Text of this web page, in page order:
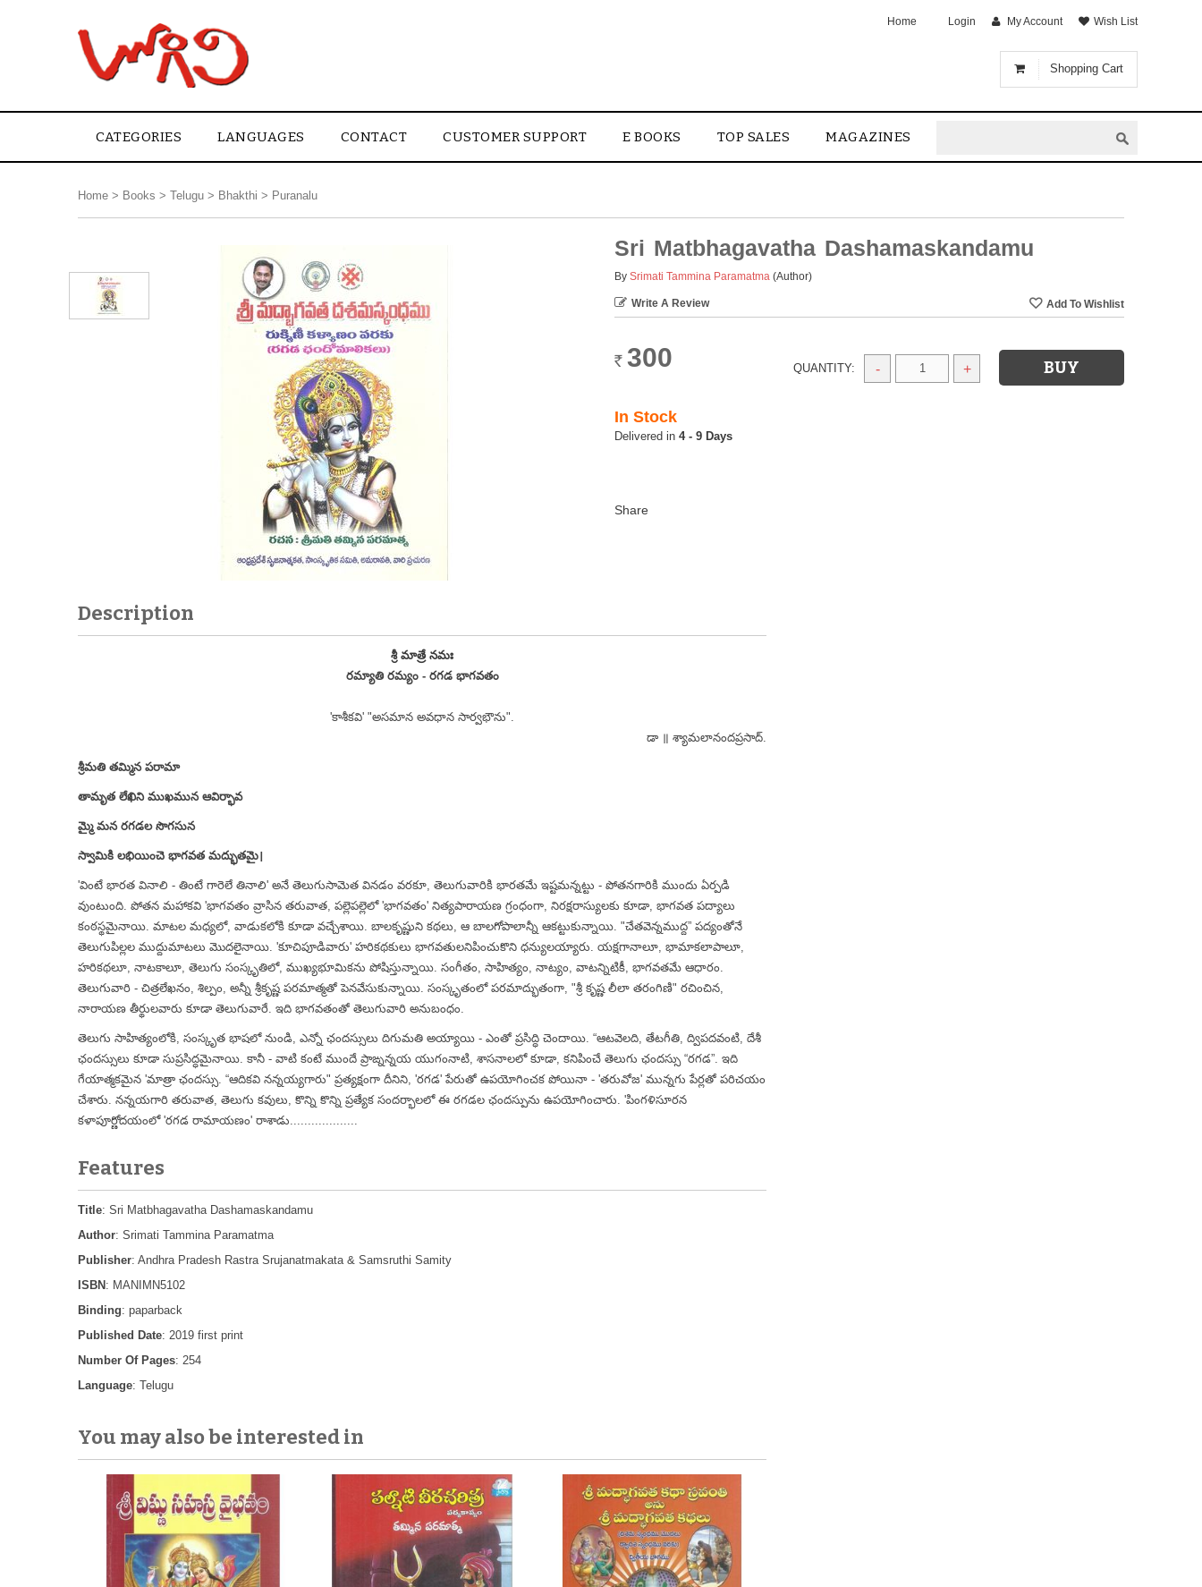
Shopping Cart
Home Login My Account Wish List
CATEGORIES LANGUAGES CONTACT CUSTOMER SUPPORT E BOOKS TOP SALES MAGAZINES
Home > Books > Telugu > Bhakthi > Puranalu
Sri Matbhagavatha Dashamaskandamu
By Srimati Tammina Paramatma (Author)
Write A Review
Rs. 300 QUANTITY: - +
In Stock
4 - 9 Days
Description
శ్రీ మాత్రే నమః
రమ్యాతి రమ్యం - రగడ భాగవతం
'కాశీకవి' "అసమాన అవధాన సార్వభౌను".
డా ॥ శ్యామలానందప్రసాద్.
శ్రీమతి తమ్మిన పరామా
తామృత లేఖిని ముఖమున ఆవిర్భావ
మ్మై మన రగడల సొగసున
స్వామికి లభియించె భాగవత మద్భుతమై।
'వింటే భారత వినాలి - తింటే గారెలే తినాలి' అనే తెలుగుసామెత వినడం వరకూ, తెలుగువారికి భారతమే ఇష్టమన్నట్టు - పోతనగారికి ముందు ఏర్పడి
వుంటుంది. పోతన మహాకవి 'భాగవతం వ్రాసిన తరువాత, పల్లెపల్లెలో 'భాగవతం' నిత్యపారాయణ గ్రంధంగా, నిరక్షరాస్యులకు కూడా, భాగవత పద్యాలు
కంఠస్థమైనాయి. మాటల మధ్యలో, వాడుకలోకి కూడా వచ్చేశాయి. బాలకృష్ణుని కథలు, ఆ బాలగోపాలాన్నీ ఆకట్టుకున్నాయి. "చేతవెన్నముద్ద” పద్యంతోనే
తెలుగుపిల్లల ముద్దుమాటలు మొదలైనాయి. 'కూచిపూడివారు' హరికథకులు భాగవతులనిపించుకొని ధన్యులయ్యారు. యక్షగానాలూ, భామాకలాపాలూ,
హరికథలూ, నాటకాలూ, తెలుగు సంస్కృతిలో, ముఖ్యభూమికను పోషిస్తున్నాయి. సంగీతం, సాహిత్యం, నాట్యం, వాటన్నిటికీ, భాగవతమే ఆధారం.
తెలుగువారి - చిత్రలేఖనం, శిల్పం, అన్నీ శ్రీకృష్ణ పరమాత్మతో పెనవేసుకున్నాయి. సంస్కృతంలో పరమాద్భుతంగా, "శ్రీ కృష్ణ లీలా తరంగిణి" రచించిన,
నారాయణ తీర్థులవారు కూడా తెలుగువారే. ఇది భాగవతంతో తెలుగువారి అనుబంధం.
తెలుగు సాహిత్యంలోకి, సంస్కృత భాషలో నుండి, ఎన్నో ఛందస్సులు దిగుమతి అయ్యాయి - ఎంతో ప్రసిద్ధి చెందాయి. “ఆటవెలది, తేటగీతి, ద్విపదవంటి, దేశీ
ఛందస్సులు కూడా సుప్రసిద్ధమైనాయి. కానీ - వాటి కంటే ముందే ప్రాఙ్నన్నయ యుగంనాటి, శాసనాలలో కూడా, కనిపించే తెలుగు ఛందస్సు “రగడ”. ఇది
గేయాత్మకమైన 'మాత్రా ఛందస్సు. “ఆదికవి నన్నయ్యగారు" ప్రత్యక్షంగా దీనిని, 'రగడ' పేరుతో ఉపయోగించక పోయినా - 'తరువోజ' మున్నగు పేర్లతో పరిచయం
చేశారు. నన్నయగారి తరువాత, తెలుగు కవులు, కొన్ని కొన్ని ప్రత్యేక సందర్భాలలో ఈ రగడల ఛందస్పును ఉపయోగించారు. 'పింగళిసూరన
కళాపూర్ణోదయంలో 'రగడ రామాయణం' రాశాడు...................
Features
Title: Sri Matbhagavatha Dashamaskandamu
Author: Srimati Tammina Paramatma
Publisher: Andhra Pradesh Rastra Srujanatmakata & Samsruthi Samity
ISBN : MANIMN5102
Binding: paparback
Published Date: 2019 first print
Number Of Pages: 254
Language: Telugu
You may also be interested in